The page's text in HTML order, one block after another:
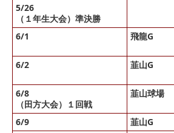
5/26
（１年生大会）準決勝
6/1 飛龍G
6/2
韮山G
6/8
（田方大会）１回戦
韮山球場
6/9 韮山G